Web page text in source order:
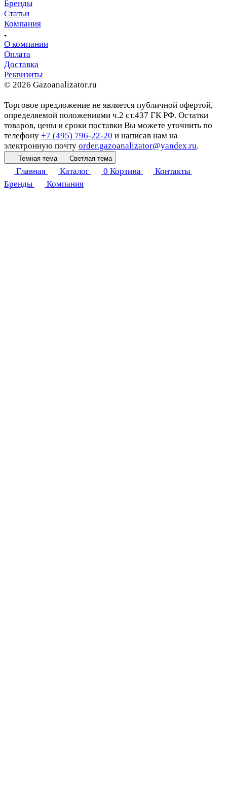
Бренды
Статьи
Компания
О компании
Оплата
Доставка
Реквизиты
© 2026 Gazoanalizator.ru
Торговое предложение не является публичной офертой,
определяемой положениями ч.2 ст.437 ГК РФ. Остатки
товаров, цены и сроки поставки Вы можете уточнить по
телефону +7 (495) 796-22-20 и написав нам на
электронную почту order.gazoanalizator@yandex.ru.
Темная тема Светлая тема
Главная Каталог 0 Корзина
Контакты
Бренды
Компания